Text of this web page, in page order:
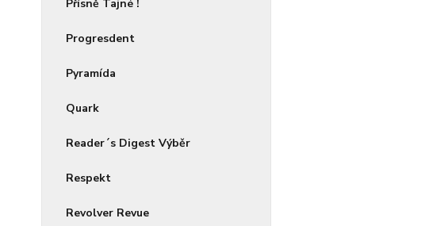
Přísně Tajné !
Progresdent
Pyramída
Quark
Reader´s Digest Výběr
Respekt
Revolver Revue